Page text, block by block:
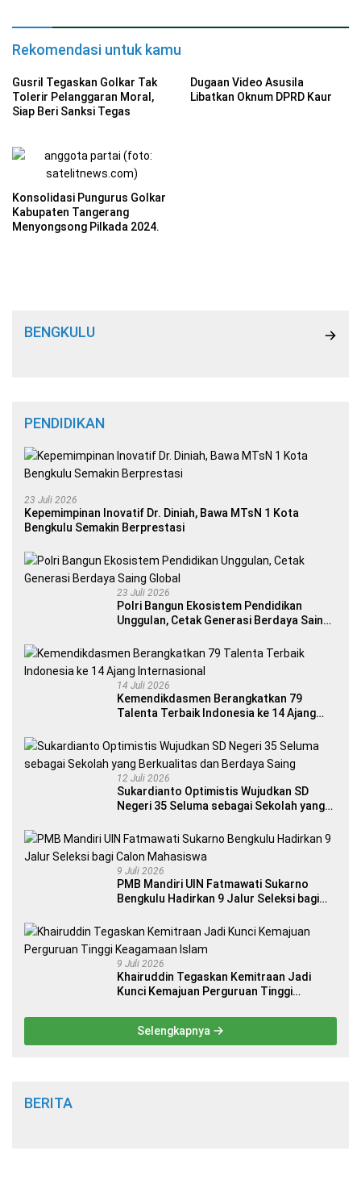
Rekomendasi untuk kamu
Gusril Tegaskan Golkar Tak
Tolerir Pelanggaran Moral,
Siap Beri Sanksi Tegas
Dugaan Video Asusila
Libatkan Oknum DPRD Kaur
Konsolidasi Pungurus Golkar
Kabupaten Tangerang
Menyongsong Pilkada 2024.
BENGKULU
PENDIDIKAN
23 Juli 2026
Kepemimpinan Inovatif Dr. Diniah, Bawa MTsN 1 Kota
Bengkulu Semakin Berprestasi
23 Juli 2026
Polri Bangun Ekosistem Pendidikan
Unggulan, Cetak Generasi Berdaya Saing
14 Juli 2026
Kemendikdasmen Berangkatkan 79
Talenta Terbaik Indonesia ke 14 Ajang
12 Juli 2026
Sukardianto Optimistis Wujudkan SD
Negeri 35 Seluma sebagai Sekolah yang
9 Juli 2026
PMB Mandiri UIN Fatmawati Sukarno
Bengkulu Hadirkan 9 Jalur Seleksi bagi
9 Juli 2026
Khairuddin Tegaskan Kemitraan Jadi
Kunci Kemajuan Perguruan Tinggi
Selengkapnya
BERITA